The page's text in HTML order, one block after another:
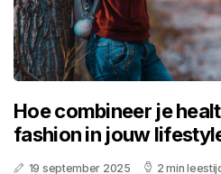
Hoe combineer je
fashion in jouw
19 september 2025 2 min